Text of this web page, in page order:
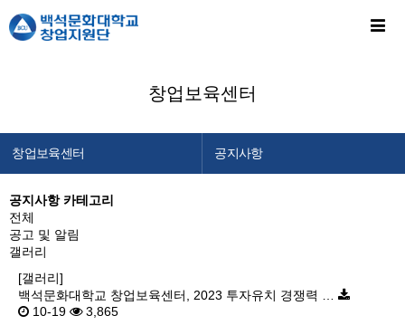
창업보육센터
창업보육센터
창업교육센터
창업보육센터
백석메이커스
공간/장비 예약
공지사항
공지사항 카테고리
전체
공고 및 알림
갤러리
[갤러리]
백석문화대학교 창업보육센터, 2023 투자유치 경쟁력 …
10-19
3,865